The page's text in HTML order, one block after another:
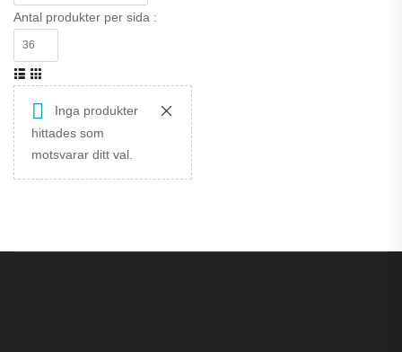
Antal produkter per sida :
Inga produkter
hittades som
motsvarar ditt val.